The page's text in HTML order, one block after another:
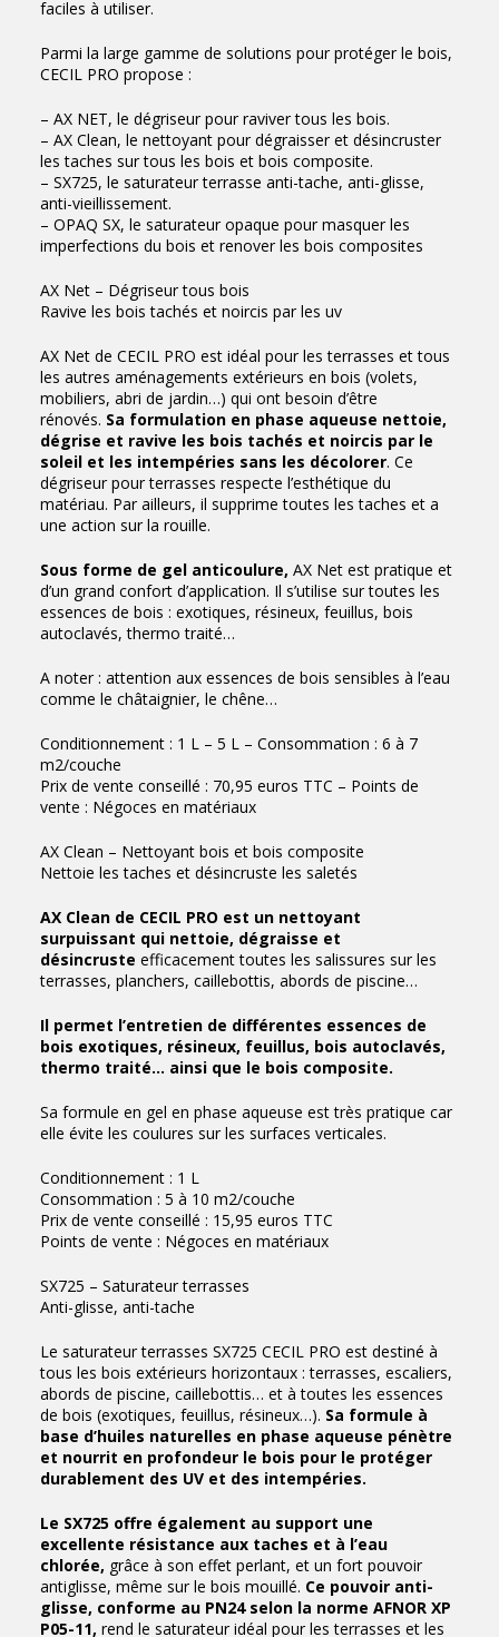
faciles à utiliser.
Parmi la large gamme de solutions pour protéger le bois,
CECIL PRO propose :
– AX NET, le dégriseur pour raviver tous les bois.
– AX Clean, le nettoyant pour dégraisser et désincruster
les taches sur tous les bois et bois composite.
– SX725, le saturateur terrasse anti-tache, anti-glisse,
anti-vieillissement.
– OPAQ SX, le saturateur opaque pour masquer les
imperfections du bois et renover les bois composites
AX Net – Dégriseur tous bois
Ravive les bois tachés et noircis par les uv
AX Net de CECIL PRO est idéal pour les terrasses et tous
les autres aménagements extérieurs en bois (volets,
mobiliers, abri de jardin…) qui ont besoin d’être
rénovés. Sa formulation en phase aqueuse nettoie,
dégrise et ravive les bois tachés et noircis par le
soleil et les intempéries sans les décolorer. Ce
dégriseur pour terrasses respecte l’esthétique du
matériau. Par ailleurs, il supprime toutes les taches et a
une action sur la rouille.
Sous forme de gel anticoulure, AX Net est pratique et
d’un grand confort d’application. Il s’utilise sur toutes les
essences de bois : exotiques, résineux, feuillus, bois
autoclavés, thermo traité…
A noter : attention aux essences de bois sensibles à l’eau
comme le châtaignier, le chêne…
Conditionnement : 1 L – 5 L – Consommation : 6 à 7
m2/couche
Prix de vente conseillé : 70,95 euros TTC – Points de
vente : Négoces en matériaux
AX Clean – Nettoyant bois et bois composite
Nettoie les taches et désincruste les saletés
AX Clean de CECIL PRO est un nettoyant
surpuissant qui nettoie, dégraisse et
désincruste efficacement toutes les salissures sur les
terrasses, planchers, caillebottis, abords de piscine…
Il permet l’entretien de différentes essences de
bois exotiques, résineux, feuillus, bois autoclavés,
thermo traité… ainsi que le bois composite.
Sa formule en gel en phase aqueuse est très pratique car
elle évite les coulures sur les surfaces verticales.
Conditionnement : 1 L
Consommation : 5 à 10 m2/couche
Prix de vente conseillé : 15,95 euros TTC
Points de vente : Négoces en matériaux
SX725 – Saturateur terrasses
Anti-glisse, anti-tache
Le saturateur terrasses SX725 CECIL PRO est destiné à
tous les bois extérieurs horizontaux : terrasses, escaliers,
abords de piscine, caillebottis… et à toutes les essences
de bois (exotiques, feuillus, résineux…). Sa formule à
base d’huiles naturelles en phase aqueuse pénètre
et nourrit en profondeur le bois pour le protéger
durablement des UV et des intempéries.
Le SX725 offre également au support une
excellente résistance aux taches et à l’eau
chlorée, grâce à son effet perlant, et un fort pouvoir
antiglisse, même sur le bois mouillé. Ce pouvoir anti-
glisse, conforme au PN24 selon la norme AFNOR XP
P05-11, rend le saturateur idéal pour les terrasses et les